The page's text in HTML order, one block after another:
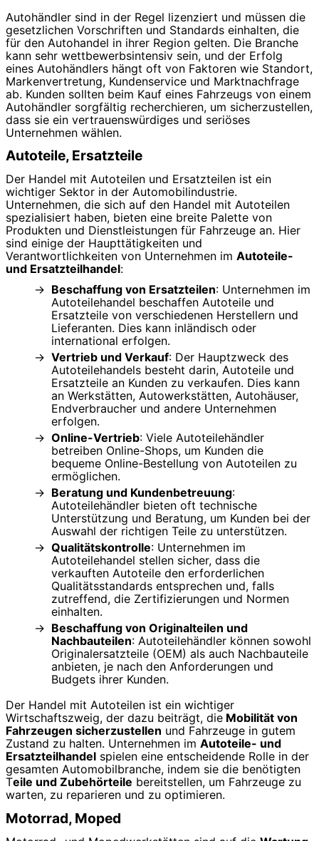
Autohändler sind in der Regel lizenziert und müssen die
gesetzlichen Vorschriften und Standards einhalten, die
für den Autohandel in ihrer Region gelten. Die Branche
kann sehr wettbewerbsintensiv sein, und der Erfolg
eines Autohändlers hängt oft von Faktoren wie Standort,
Markenvertretung, Kundenservice und Marktnachfrage
ab. Kunden sollten beim Kauf eines Fahrzeugs von einem
Autohändler sorgfältig recherchieren, um sicherzustellen,
dass sie ein vertrauenswürdiges und seriöses
Unternehmen wählen.
Autoteile, Ersatzteile
Der Handel mit Autoteilen und Ersatzteilen ist ein
wichtiger Sektor in der Automobilindustrie.
Unternehmen, die sich auf den Handel mit Autoteilen
spezialisiert haben, bieten eine breite Palette von
Produkten und Dienstleistungen für Fahrzeuge an. Hier
sind einige der Haupttätigkeiten und
Verantwortlichkeiten von Unternehmen im Autoteile-
und Ersatzteilhandel:
Beschaffung von Ersatzteilen: Unternehmen im
Autoteilehandel beschaffen Autoteile und
Ersatzteile von verschiedenen Herstellern und
Lieferanten. Dies kann inländisch oder
international erfolgen.
Vertrieb und Verkauf: Der Hauptzweck des
Autoteilehandels besteht darin, Autoteile und
Ersatzteile an Kunden zu verkaufen. Dies kann
an Werkstätten, Autowerkstätten, Autohäuser,
Endverbraucher und andere Unternehmen
erfolgen.
Online-Vertrieb: Viele Autoteilehändler
betreiben Online-Shops, um Kunden die
bequeme Online-Bestellung von Autoteilen zu
ermöglichen.
Beratung und Kundenbetreuung:
Autoteilehändler bieten oft technische
Unterstützung und Beratung, um Kunden bei der
Auswahl der richtigen Teile zu unterstützen.
Qualitätskontrolle: Unternehmen im
Autoteilehandel stellen sicher, dass die
verkauften Autoteile den erforderlichen
Qualitätsstandards entsprechen und, falls
zutreffend, die Zertifizierungen und Normen
einhalten.
Beschaffung von Originalteilen und
Nachbauteilen: Autoteilehändler können sowohl
Originalersatzteile (OEM) als auch Nachbauteile
anbieten, je nach den Anforderungen und
Budgets ihrer Kunden.
Der Handel mit Autoteilen ist ein wichtiger
Wirtschaftszweig, der dazu beiträgt, die Mobilität von
Fahrzeugen sicherzustellen und Fahrzeuge in gutem
Zustand zu halten. Unternehmen im Autoteile- und
Ersatzteilhandel spielen eine entscheidende Rolle in der
gesamten Automobilbranche, indem sie die benötigten
Teile und Zubehörteile bereitstellen, um Fahrzeuge zu
warten, zu reparieren und zu optimieren.
Motorrad, Moped